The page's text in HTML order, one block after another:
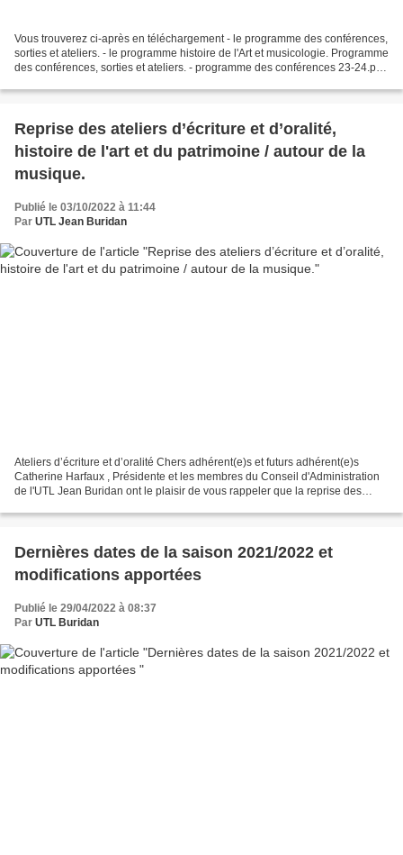
Vous trouverez ci-après en téléchargement - le programme des conférences,
sorties et ateliers. - le programme histoire de l'Art et musicologie. Programme
des conférences, sorties et ateliers. - programme des conférences 23-24.pdf
Reprise des ateliers d’écriture et d’oralité,
histoire de l'art et du patrimoine / autour de la
musique.
Publié le 03/10/2022 à 11:44
Par UTL Jean Buridan
Ateliers d’écriture et d’oralité Chers adhérent(e)s et futurs adhérent(e)s
Catherine Harfaux , Présidente et les membres du Conseil d'Administration
de l'UTL Jean Buridan ont le plaisir de vous rappeler que la reprise des
Dernières dates de la saison 2021/2022 et
modifications apportées
Publié le 29/04/2022 à 08:37
Par UTL Buridan